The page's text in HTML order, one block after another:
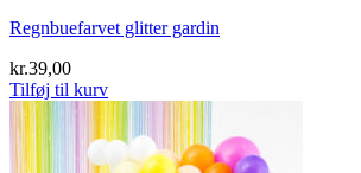
Regnbuefarvet glitter gardin
kr.39,00
Tilføj til kurv